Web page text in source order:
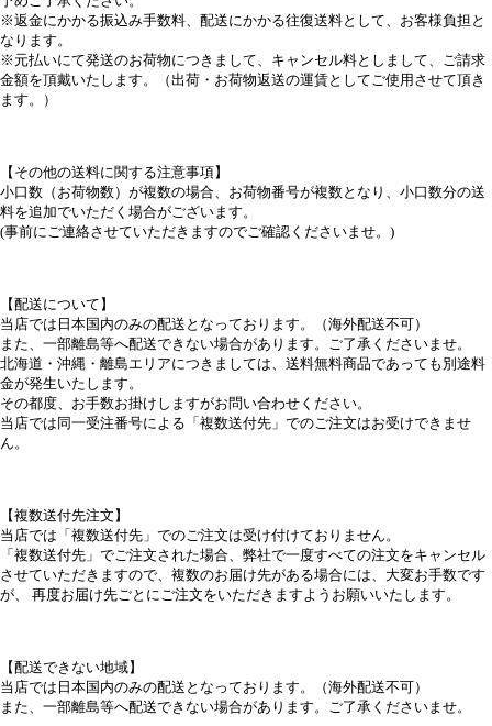
※返金にかかる振込み手数料、配送にかかる往復送料として、お客様負担と
なります。
※元払いにて発送のお荷物につきまして、キャンセル料としまして、ご請求
金額を頂戴いたします。（出荷・お荷物返送の運賃としてご使用させて頂き
ます。）
【その他の送料に関する注意事項】
小口数（お荷物数）が複数の場合、お荷物番号が複数となり、小口数分の送
料を追加でいただく場合がございます。
(事前にご連絡させていただきますのでご確認くださいませ。)
【配送について】
当店では日本国内のみの配送となっております。（海外配送不可）
また、一部離島等へ配送できない場合があります。ご了承くださいませ。
北海道・沖縄・離島エリアにつきましては、送料無料商品であっても別途料
金が発生いたします。
その都度、お手数お掛けしますがお問い合わせください。
当店では同一受注番号による「複数送付先」でのご注文はお受けできませ
ん。
【複数送付先注文】
当店では「複数送付先」でのご注文は受け付けておりません。
「複数送付先」でご注文された場合、弊社で一度すべての注文をキャンセル
させていただきますので、複数のお届け先がある場合には、大変お手数です
が、 再度お届け先ごとにご注文をいただきますようお願いいたします。
【配送できない地域】
当店では日本国内のみの配送となっております。（海外配送不可）
また、一部離島等へ配送できない場合があります。ご了承くださいませ。